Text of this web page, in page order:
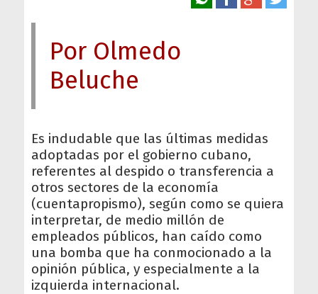
Por Olmedo
Beluche
Es indudable que las últimas medidas
adoptadas por el gobierno cubano,
referentes al despido o transferencia a
otros sectores de la economía
(cuentapropismo), según como se quiera
interpretar, de medio millón de
empleados públicos, han caído como
una bomba que ha conmocionado a la
opinión pública, y especialmente a la
izquierda internacional.